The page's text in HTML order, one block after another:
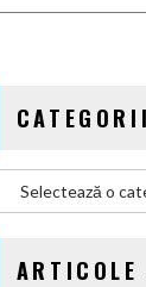
CATEGORII
ARTICOLE